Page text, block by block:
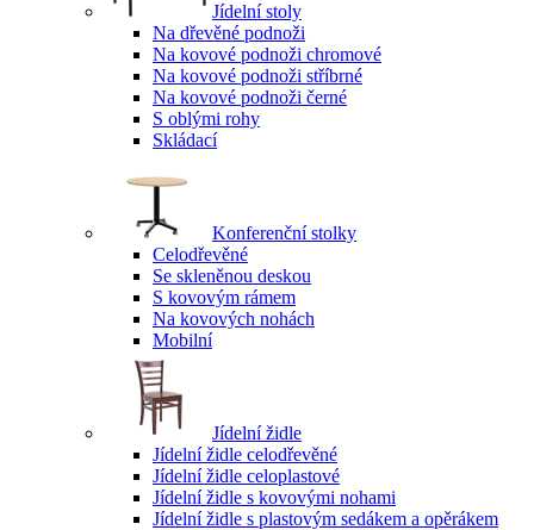
Jídelní stoly
Na dřevěné podnoži
Na kovové podnoži chromové
Na kovové podnoži stříbrné
Na kovové podnoži černé
S oblými rohy
Skládací
Konferenční stolky
Celodřevěné
Se skleněnou deskou
S kovovým rámem
Na kovových nohách
Mobilní
Jídelní židle
Jídelní židle celodřevěné
Jídelní židle celoplastové
Jídelní židle s kovovými nohami
Jídelní židle s plastovým sedákem a opěrákem